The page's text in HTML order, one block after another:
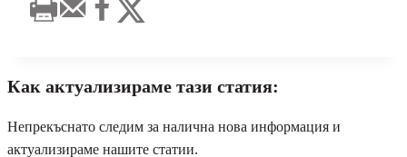
Как актуализираме тази статия:
Непрекъснато следим за налична нова информация и
актуализираме нашите статии.